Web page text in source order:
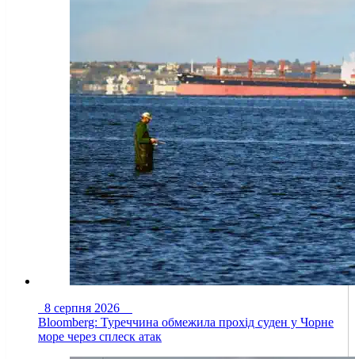
8 серпня 2026
Bloomberg: Туреччина обмежила прохід суден у Чорне
море через сплеск атак